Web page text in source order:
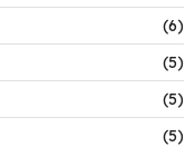
(6)
(5)
(5)
(5)